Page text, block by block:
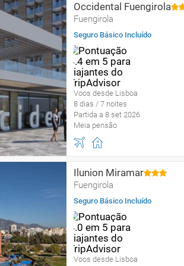
Occidental Fuengirola
Fuengirola
Seguro Básico Incluído
Voos desde Lisboa
8 dias / 7 noites
Partida a 8 set 2026
Meia pensão
Ilunion Miramar
Fuengirola
Seguro Básico Incluído
Voos desde Lisboa